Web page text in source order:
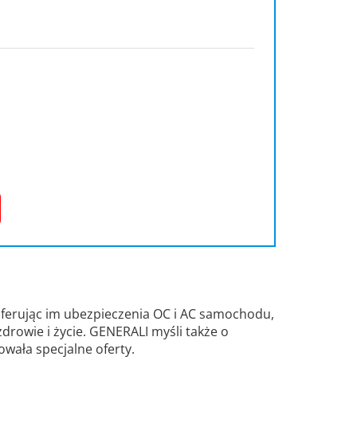
im ubezpieczenia OC i AC samochodu,
i życie. GENERALI myśli także o
specjalne oferty.